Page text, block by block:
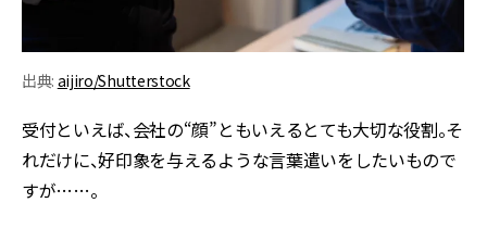
出典: aijiro/Shutterstock
受付といえば、会社の“顔”ともいえるとても大切な役割。そ
れだけに、好印象を与えるような言葉遣いをしたいもので
すが……。